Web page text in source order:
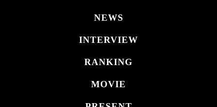
NEWS
INTERVIEW
RANKING
MOVIE